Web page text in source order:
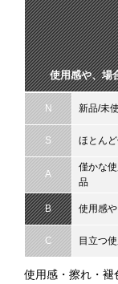
使用感や、場
N 新品/未
S ほとん
A
僅かな
品
B 使用感
C 目立つ
使用感・擦れ・褪